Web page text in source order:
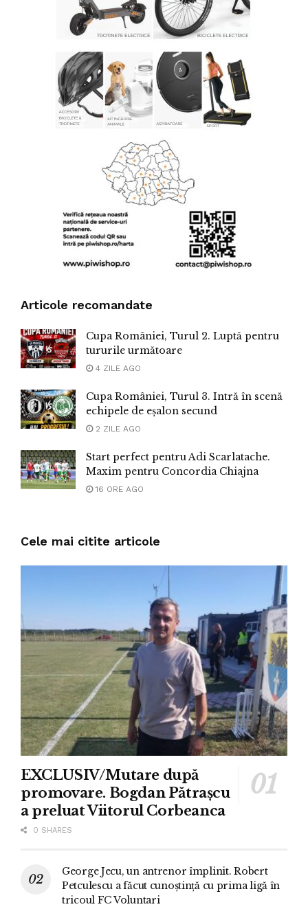
Articole recomandate
Cupa României, Turul 2. Luptă pentru
tururile următoare
4 ZILE AGO
Cupa României, Turul 3. Intră în scenă
echipele de eșalon secund
2 ZILE AGO
Start perfect pentru Adi Scarlatache.
Maxim pentru Concordia Chiajna
16 ORE AGO
Cele mai citite articole
EXCLUSIV/Mutare după
promovare. Bogdan Pătrașcu
a preluat Viitorul Corbeanca
0 SHARES
George Jecu, un antrenor împlinit. Robert
Petculescu a făcut cunoștință cu prima ligă în
tricoul FC Voluntari